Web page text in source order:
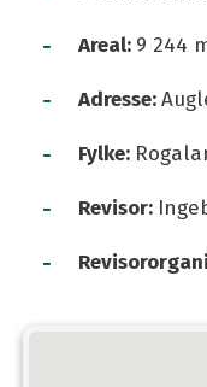
- Areal: 9 244
- Adresse:
- Fylke:
- Revisor:
-